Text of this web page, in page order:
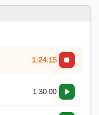
1:24:15
1:30:00